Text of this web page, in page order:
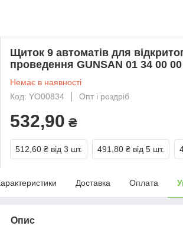
Щиток 9 автоматів для
проведення GUNSAN 01 34 00
Немає в наявності
Код: YО00834
Опт і роздріб
532,90 ₴
512,60 ₴ від 3 шт. 491,80 ₴ від 5 шт.
Доставка Оплата
Опис